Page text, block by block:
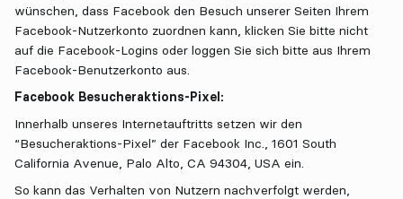
wünschen, dass Facebook den Besuch unserer Seiten Ihrem
Facebook-Nutzerkonto zuordnen kann, klicken Sie bitte nicht
auf die Facebook-Logins oder loggen Sie sich bitte aus Ihrem
Facebook-Benutzerkonto aus.
Facebook Besucheraktions-Pixel:
Innerhalb unseres Internetauftritts setzen wir den
“Besucheraktions-Pixel” der Facebook Inc., 1601 South
California Avenue, Palo Alto, CA 94304, USA ein.
So kann das Verhalten von Nutzern nachverfolgt werden,